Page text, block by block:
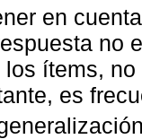
en
no
ítems,
es